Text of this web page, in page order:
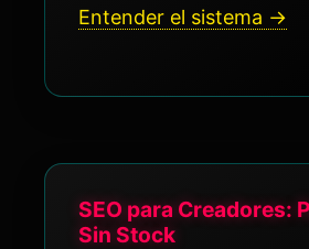
Entender el sistema →
SEO para Creadores:
Sin Stock